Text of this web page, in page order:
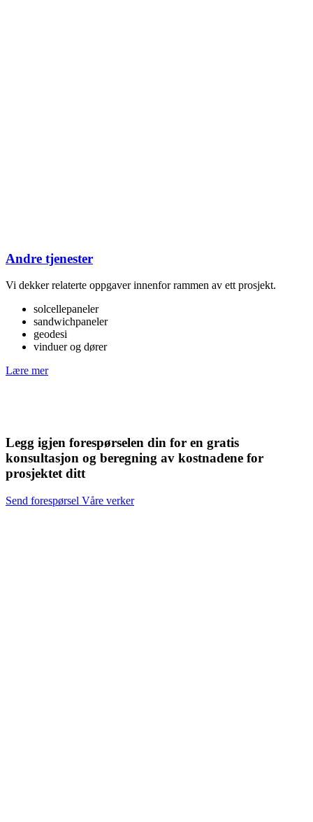
Andre tjenester
Vi dekker relaterte oppgaver innenfor rammen av ett prosjekt.
solcellepaneler
sandwichpaneler
geodesi
vinduer og dører
Lære mer
Legg igjen forespørselen din for en gratis
konsultasjon og beregning av kostnadene for
prosjektet ditt
Send forespørsel Våre verker